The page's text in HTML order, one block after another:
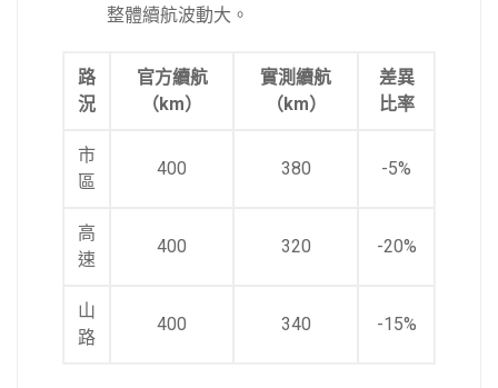
整體續航波動大。
路
況
官方續航
（km）
實測續航
（km）
差異
比率
市
區
400 380 -5%
高
速
400 320 -20%
山
路
400 340 -15%